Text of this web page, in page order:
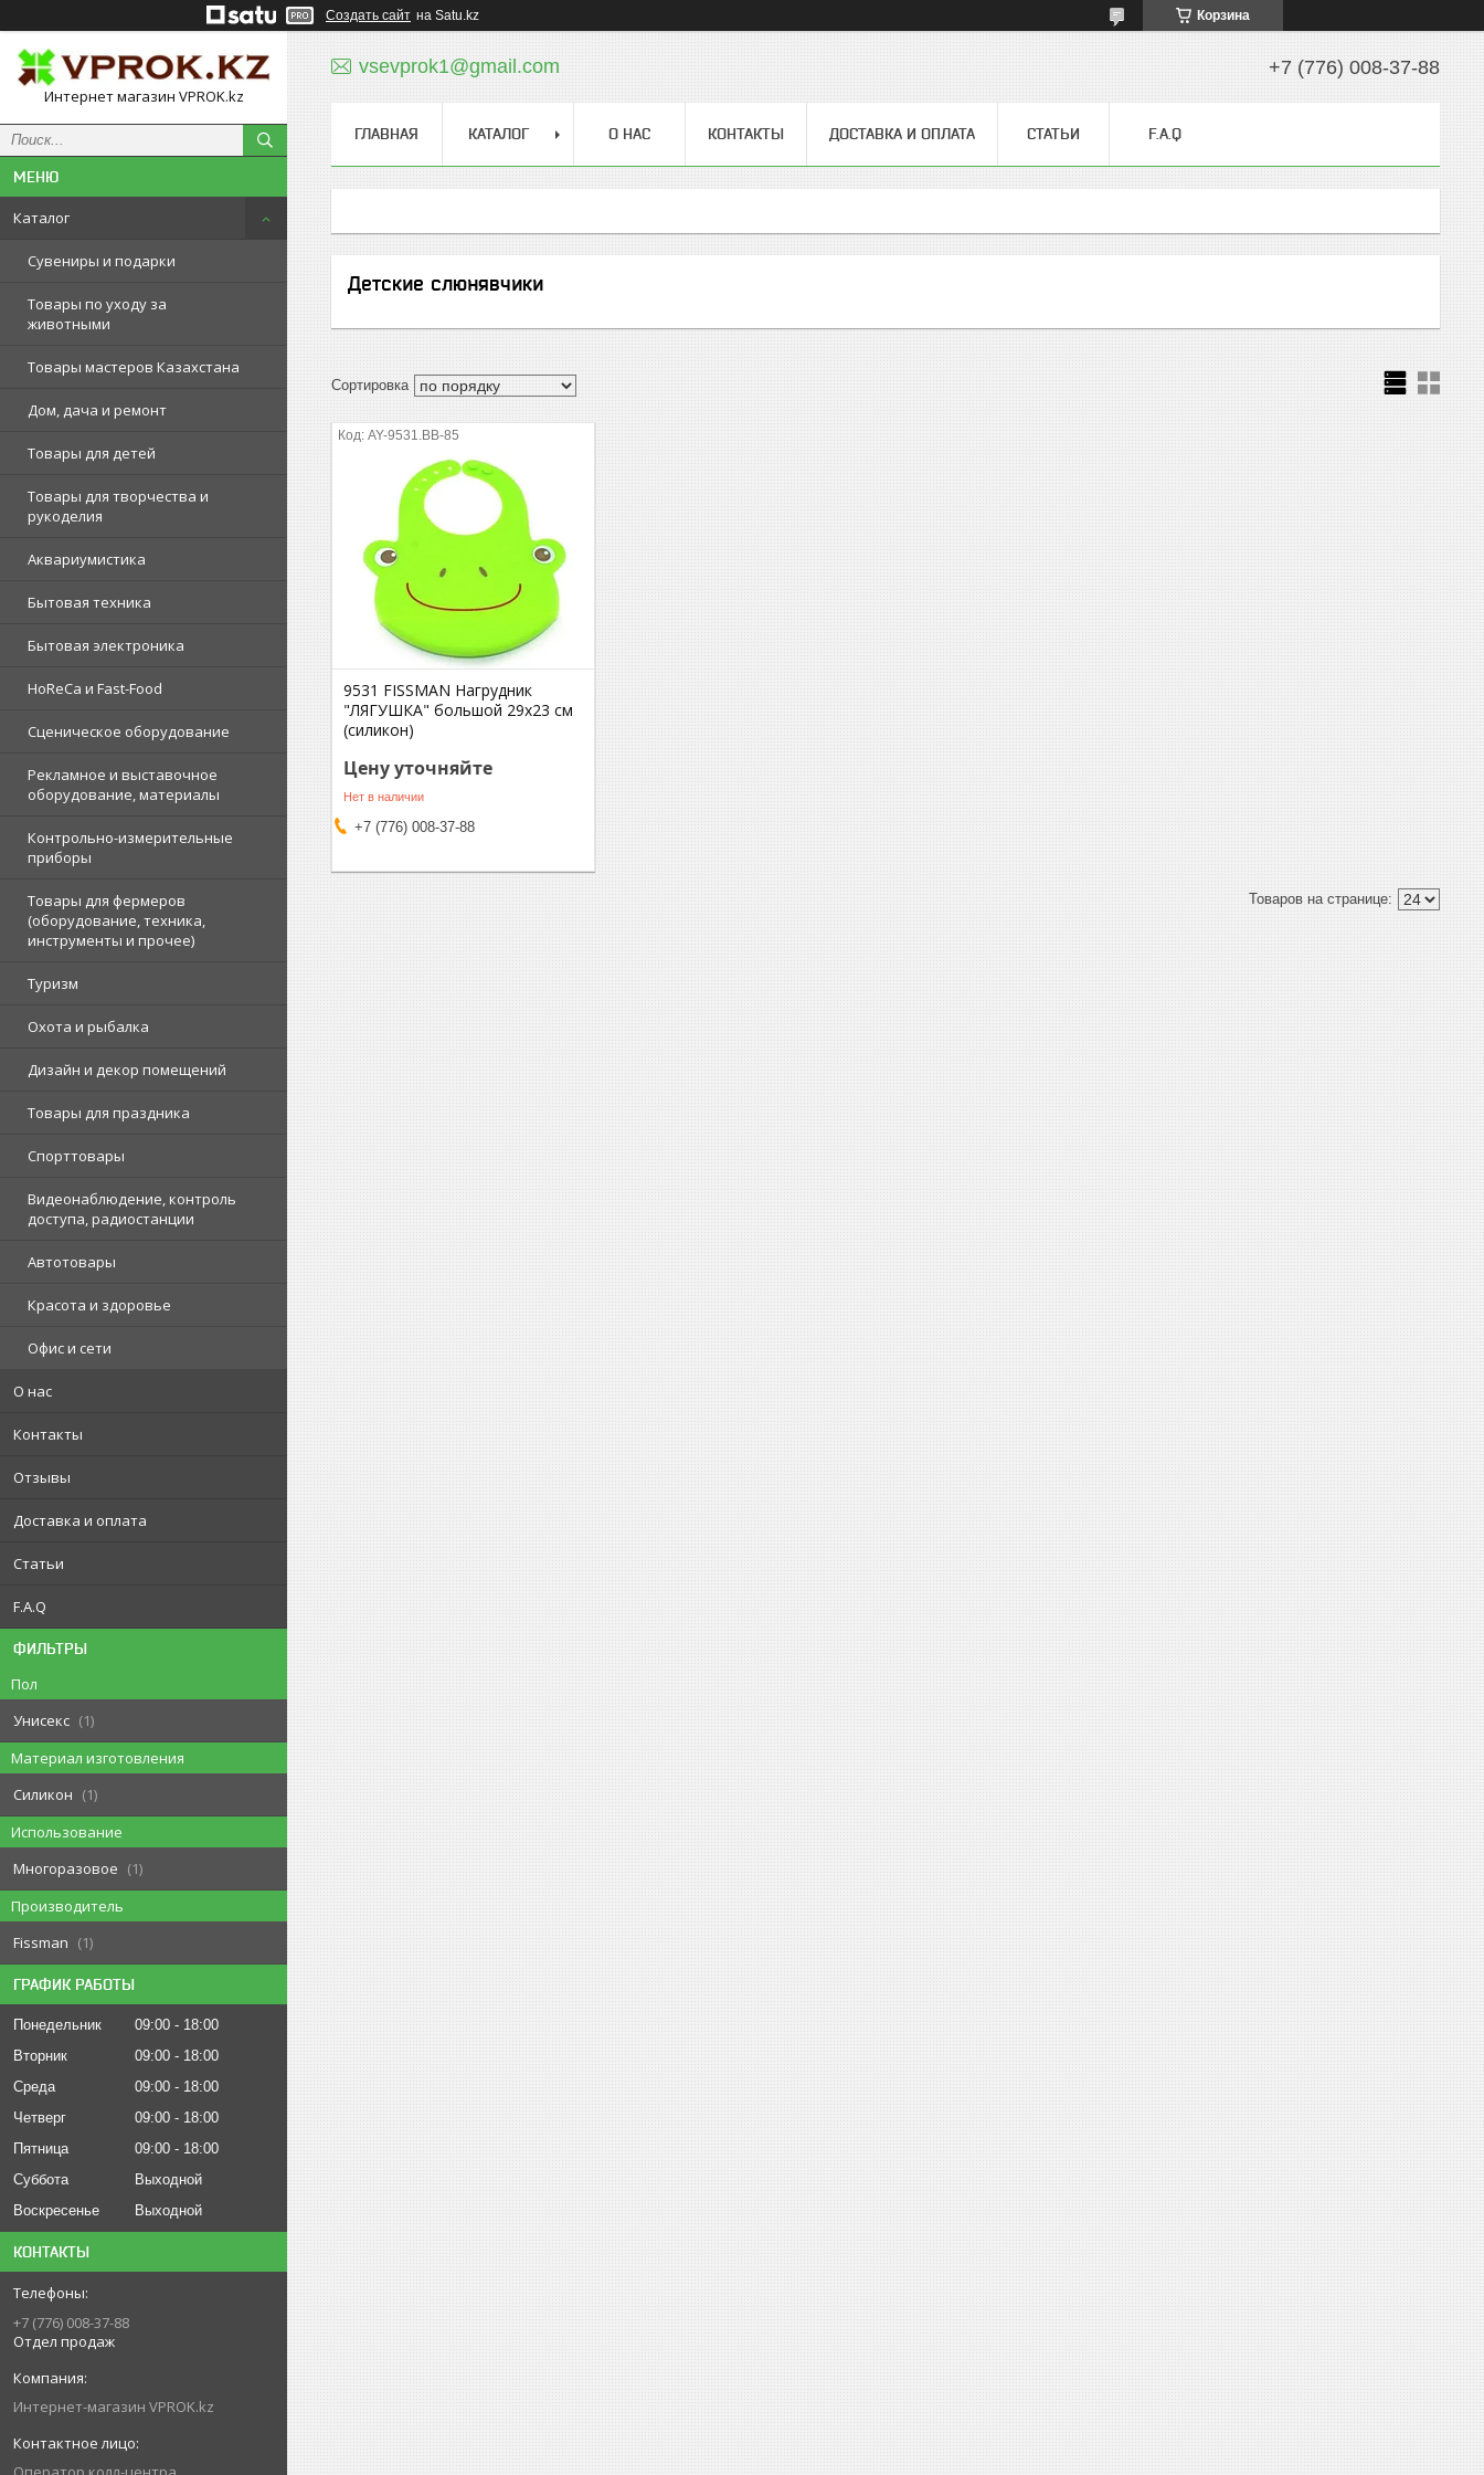
Создать сайт на Satu.kz Корзина
Интернет магазин VPROK.kz
Каталог
Сувениры и подарки
Товары по уходу за
животными
Товары мастеров Казахстана
Дом, дача и ремонт
Товары для детей
Товары для творчества и
рукоделия
Аквариумистика
Бытовая техника
Бытовая электроника
HoReCa и Fast-Food
Сценическое оборудование
Рекламное и выставочное
оборудование, материалы
Контрольно-измерительные
приборы
Товары для фермеров
(оборудование, техника,
инструменты и прочее)
Туризм
Охота и рыбалка
Дизайн и декор помещений
Товары для праздника
Спорттовары
Видеонаблюдение, контроль
доступа, радиостанции
Автотовары
Красота и здоровье
Офис и сети
О нас
Контакты
Отзывы
Доставка и оплата
Статьи
F.A.Q
ФИЛЬТРЫ
Пол
Унисекс
1
Материал изготовления
Силикон
1
Использование
Многоразовое
1
Производитель
Fissman
1
ГРАФИК РАБОТЫ
Понедельник 09:00
18:00
Вторник
09:00
18:00
Среда
09:00
18:00
Четверг
09:00
18:00
Пятница
09:00
18:00
Суббота
Выходной
Воскресенье
Выходной
КОНТАКТЫ
+7 (776) 008-37-88
Отдел продаж
Интернет-магазин VPROK.kz
vsevprok1@gmail.com +7 (776) 008-37-88
ГЛАВНАЯ КАТАЛОГ О НАС КОНТАКТЫ ДОСТАВКА И ОПЛАТА СТАТЬИ F.A.Q
Детские слюнявчики
AY-9531.BB-85
9531 FISSMAN Нагрудник
"ЛЯГУШКА" большой 29x23 см
(силикон)
Цену уточняйте
Нет в наличии
+7 (776) 008-37-88